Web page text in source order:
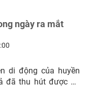
ngày ra mắt
di động của huyền
đã thu hút được sự